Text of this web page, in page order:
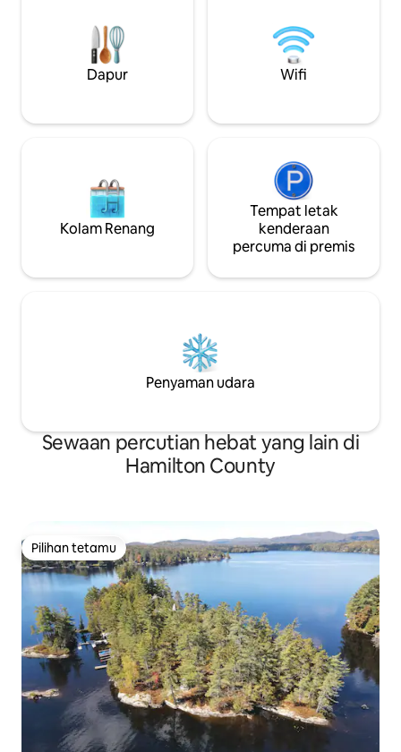
kami boleh menerima permohonan
anda. Kadang-kadang kami boleh
membuat pengecualian. Terima kasih!
pemandangan
sepanjang tahun.
menyusuri laluan
Dapur Wifi
Kolam Renang
Tempat letak
kenderaan
percuma di premis
Penyaman udara
Sewaan percutian hebat yang lain di
Hamilton County
Pilihan tetamu
Pilihan tetamu